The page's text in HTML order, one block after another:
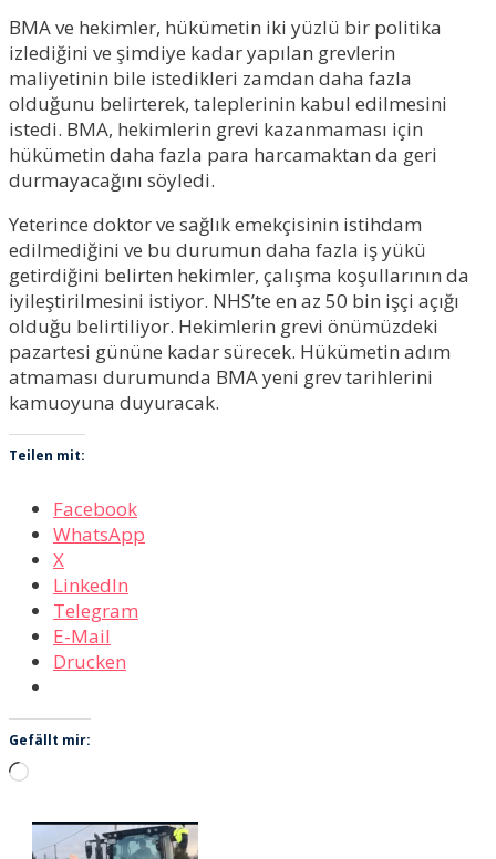
BMA ve hekimler, hükümetin iki yüzlü bir politika
izlediğini ve şimdiye kadar yapılan grevlerin
maliyetinin bile istedikleri zamdan daha fazla
olduğunu belirterek, taleplerinin kabul edilmesini
istedi. BMA, hekimlerin grevi kazanmaması için
hükümetin daha fazla para harcamaktan da geri
durmayacağını söyledi.
Yeterince doktor ve sağlık emekçisinin istihdam
edilmediğini ve bu durumun daha fazla iş yükü
getirdiğini belirten hekimler, çalışma koşullarının da
iyileştirilmesini istiyor. NHS’te en az 50 bin işçi açığı
olduğu belirtiliyor. Hekimlerin grevi önümüzdeki
pazartesi gününe kadar sürecek. Hükümetin adım
atmaması durumunda BMA yeni grev tarihlerini
kamuoyuna duyuracak.
Teilen mit:
Facebook
WhatsApp
X
LinkedIn
Telegram
E-Mail
Drucken
Gefällt mir:
Wird